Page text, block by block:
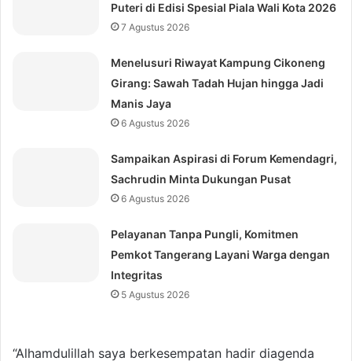
Puteri di Edisi Spesial Piala Wali Kota 2026
7 Agustus 2026
Menelusuri Riwayat Kampung Cikoneng
Girang: Sawah Tadah Hujan hingga Jadi
Manis Jaya
6 Agustus 2026
Sampaikan Aspirasi di Forum Kemendagri,
Sachrudin Minta Dukungan Pusat
6 Agustus 2026
Pelayanan Tanpa Pungli, Komitmen
Pemkot Tangerang Layani Warga dengan
Integritas
5 Agustus 2026
“Alhamdulillah saya berkesempatan hadir diagenda